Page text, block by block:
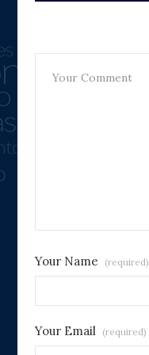
Your Name (required)
Your Email (required)